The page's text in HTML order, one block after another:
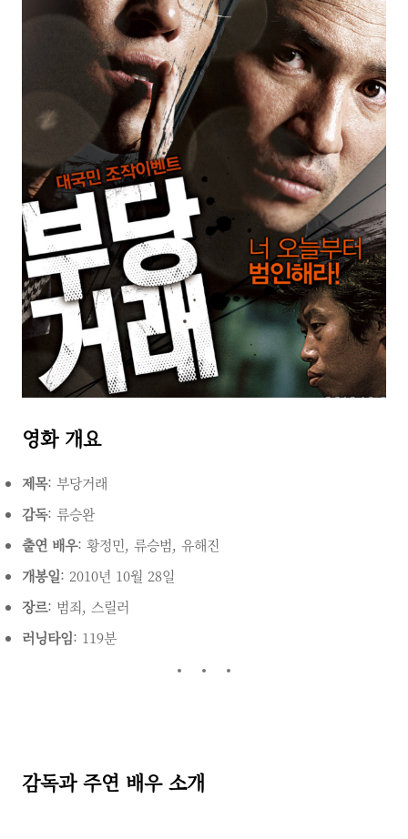
영화 개요
제목: 부당거래
감독: 류승완
출연 배우: 황정민, 류승범, 유해진
개봉일: 2010년 10월 28일
장르: 범죄, 스릴러
러닝타임: 119분
감독과 주연 배우 소개